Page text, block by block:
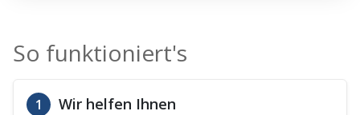
So funktioniert's
1 Wir helfen Ihnen